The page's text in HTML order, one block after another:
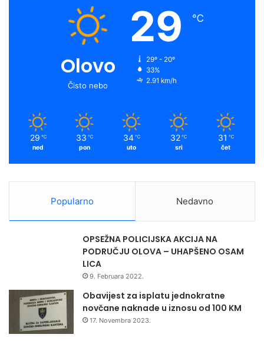
Olovo
Čisto nebo
29 ℃
29º - 20º
33%
2.91 km/h
29 ℃
ned
33 ℃
pon
34 ℃
uto
32 ℃
sri
31 ℃
čet
Popularno Nedavno
OPSEŽNA POLICIJSKA AKCIJA NA
PODRUČJU OLOVA – UHAPŠENO OSAM
LICA
9. Februara 2022.
Obavijest za isplatu jednokratne
novčane naknade u iznosu od 100 KM
17. Novembra 2023.